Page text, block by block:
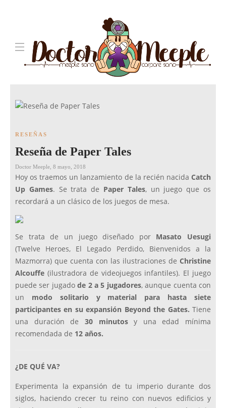
RESEÑAS
Reseña de Paper Tales
Doctor Meeple 8 mayo, 2018
Hoy os traemos un lanzamiento de la recién nacida Catch
Up Games. Se trata de Paper Tales, un juego que os
recordará a un clásico de los juegos de mesa.
Se trata de un juego diseñado porMasato Uesugi
(Twelve Heroes, El Legado Perdido, Bienvenidos a la
Mazmorra) que cuenta con las ilustraciones de Christine
Alcouffe (ilustradora de videojuegos infantiles). El juego
puede ser jugadode 2 a 5 jugadores, aunque cuenta con
un modo solitario y material para hasta siete
participantes en su expansión Beyond the Gates. Tiene
una duración de 30 minutosy una edad mínima
recomendada de 12 años.
¿DE QUÉ VA?
Experimenta la expansión de tu imperio durante dos
siglos, haciendo crecer tu reino con nuevos edificios y